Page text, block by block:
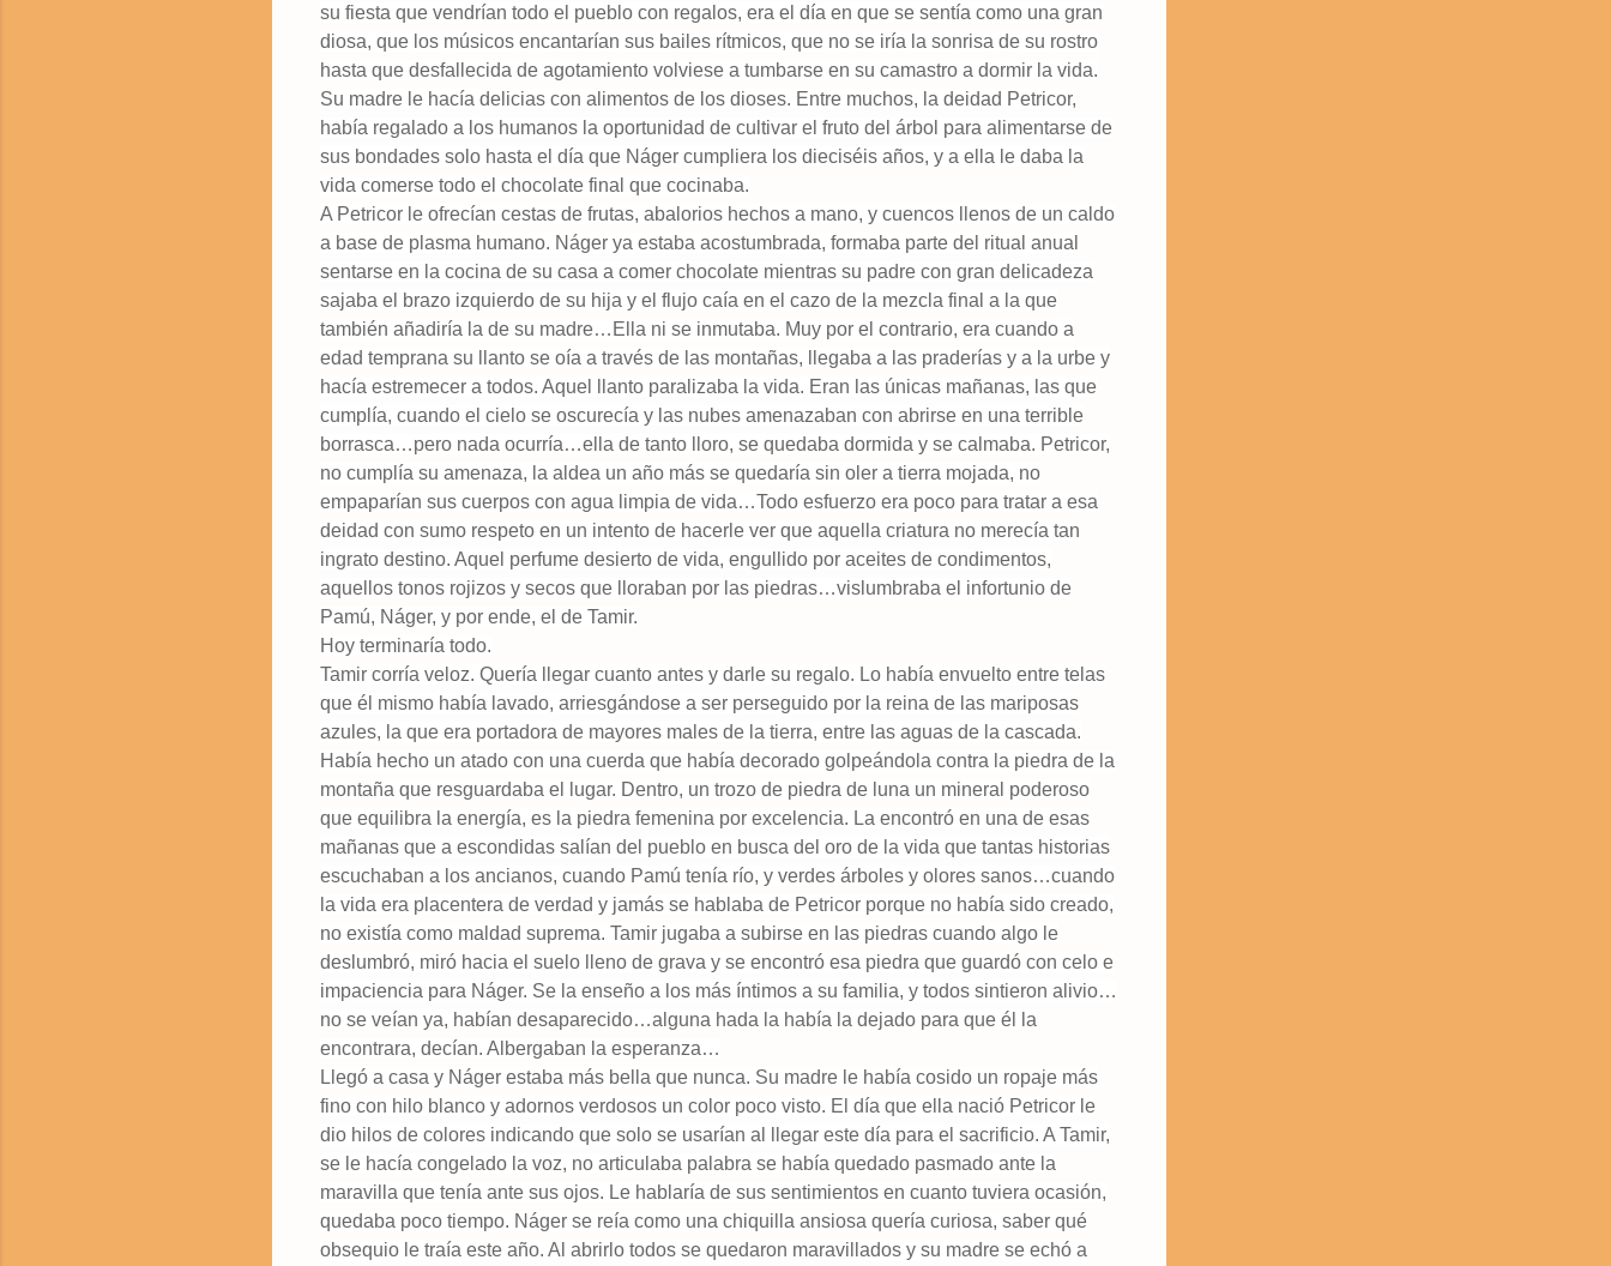
su fiesta que vendrían todo el pueblo con regalos, era el día en que se sentía como una gran
diosa, que los músicos encantarían sus bailes rítmicos, que no se iría la sonrisa de su rostro
hasta que desfallecida de agotamiento volviese a tumbarse en su camastro a dormir la vida.
Su madre le hacía delicias con alimentos de los dioses. Entre muchos, la deidad Petricor,
había regalado a los humanos la oportunidad de cultivar el fruto del árbol para alimentarse de
sus bondades solo hasta el día que Náger cumpliera los dieciséis años, y a ella le daba la
vida comerse todo el chocolate final que cocinaba.
A Petricor le ofrecían cestas de frutas, abalorios hechos a mano, y cuencos llenos de un caldo
a base de plasma humano. Náger ya estaba acostumbrada, formaba parte del ritual anual
sentarse en la cocina de su casa a comer chocolate mientras su padre con gran delicadeza
sajaba el brazo izquierdo de su hija y el flujo caía en el cazo de la mezcla final a la que
también añadiría la de su madre…Ella ni se inmutaba. Muy por el contrario, era cuando a
edad temprana su llanto se oía a través de las montañas, llegaba a las praderías y a la urbe y
hacía estremecer a todos. Aquel llanto paralizaba la vida. Eran las únicas mañanas, las que
cumplía, cuando el cielo se oscurecía y las nubes amenazaban con abrirse en una terrible
borrasca…pero nada ocurría…ella de tanto lloro, se quedaba dormida y se calmaba. Petricor,
no cumplía su amenaza, la aldea un año más se quedaría sin oler a tierra mojada, no
empaparían sus cuerpos con agua limpia de vida…Todo esfuerzo era poco para tratar a esa
deidad con sumo respeto en un intento de hacerle ver que aquella criatura no merecía tan
ingrato destino. Aquel perfume desierto de vida, engullido por aceites de condimentos,
aquellos tonos rojizos y secos que lloraban por las piedras…vislumbraba el infortunio de
Pamú, Náger, y por ende, el de Tamir.
Hoy terminaría todo.
Tamir corría veloz. Quería llegar cuanto antes y darle su regalo. Lo había envuelto entre telas
que él mismo había lavado, arriesgándose a ser perseguido por la reina de las mariposas
azules, la que era portadora de mayores males de la tierra, entre las aguas de la cascada.
Había hecho un atado con una cuerda que había decorado golpeándola contra la piedra de la
montaña que resguardaba el lugar. Dentro, un trozo de piedra de luna un mineral poderoso
que equilibra la energía, es la piedra femenina por excelencia. La encontró en una de esas
mañanas que a escondidas salían del pueblo en busca del oro de la vida que tantas historias
escuchaban a los ancianos, cuando Pamú tenía río, y verdes árboles y olores sanos…cuando
la vida era placentera de verdad y jamás se hablaba de Petricor porque no había sido creado,
no existía como maldad suprema. Tamir jugaba a subirse en las piedras cuando algo le
deslumbró, miró hacia el suelo lleno de grava y se encontró esa piedra que guardó con celo e
impaciencia para Náger. Se la enseño a los más íntimos a su familia, y todos sintieron alivio…
no se veían ya, habían desaparecido…alguna hada la había la dejado para que él la
encontrara, decían. Albergaban la esperanza…
Llegó a casa y Náger estaba más bella que nunca. Su madre le había cosido un ropaje más
fino con hilo blanco y adornos verdosos un color poco visto. El día que ella nació Petricor le
dio hilos de colores indicando que solo se usarían al llegar este día para el sacrificio. A Tamir,
se le hacía congelado la voz, no articulaba palabra se había quedado pasmado ante la
maravilla que tenía ante sus ojos. Le hablaría de sus sentimientos en cuanto tuviera ocasión,
quedaba poco tiempo. Náger se reía como una chiquilla ansiosa quería curiosa, saber qué
obsequio le traía este año. Al abrirlo todos se quedaron maravillados y su madre se echó a